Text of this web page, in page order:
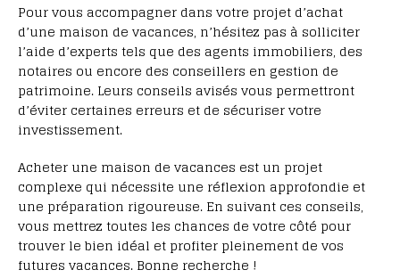
Pour vous accompagner dans votre projet d’achat
d’une maison de vacances, n’hésitez pas à solliciter
l’aide d’experts tels que des agents immobiliers, des
notaires ou encore des conseillers en gestion de
patrimoine. Leurs conseils avisés vous permettront
d’éviter certaines erreurs et de sécuriser votre
investissement.
Acheter une maison de vacances est un projet
complexe qui nécessite une réflexion approfondie et
une préparation rigoureuse. En suivant ces conseils,
vous mettrez toutes les chances de votre côté pour
trouver le bien idéal et profiter pleinement de vos
futures vacances. Bonne recherche !